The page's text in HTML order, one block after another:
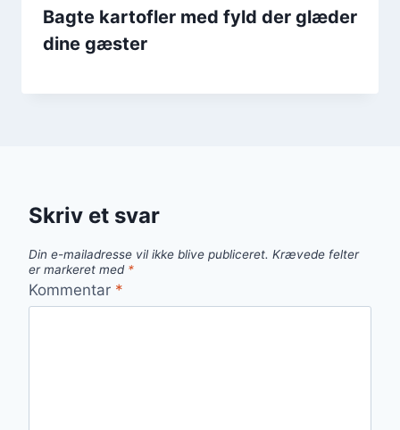
Bagte kartofler med fyld der glæder
dine gæster
Skriv et svar
Din e-mailadresse vil ikke blive publiceret. Krævede felter
er markeret med *
Kommentar *